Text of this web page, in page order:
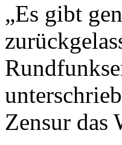
„Es gibt
Zensur das